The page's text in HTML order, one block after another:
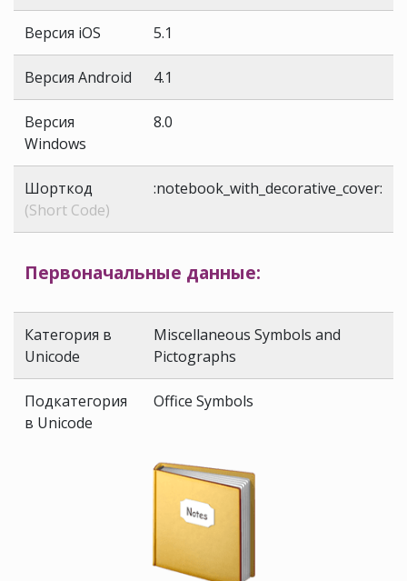
Версия iOS 5.1
Версия Android 4.1
Версия
Windows
8.0
Шорткод
(Short Code)
:notebook_with_decorative_cover:
Первоначальные данные:
Категория в
Unicode
Miscellaneous Symbols and
Pictographs
Подкатегория
в Unicode
Office Symbols